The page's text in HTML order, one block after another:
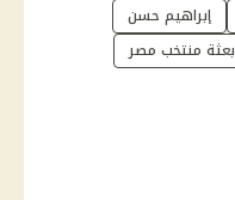
إبراهيم حسن
بعثة منتخب مصر